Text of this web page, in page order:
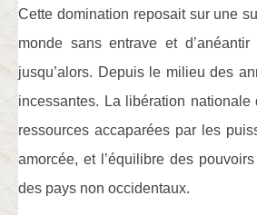
Cette domination reposait sur une
monde sans entrave et
jusqu’alors. Depuis le milieu des
incessantes. La libération
ressources accaparées par les
amorcée, et l’équilibre des
des pays non occidentaux.